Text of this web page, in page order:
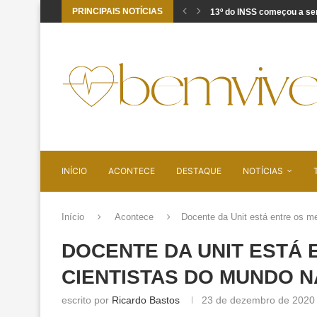
PRINCIPAIS NOTÍCIAS 13º do INSS começou a
INÍCIO ACONTECE DESTAQUE NOTÍCIAS
Início Acontece Docente da Unit está entre os
DOCENTE DA UNIT ESTÁ
CIENTISTAS DO MUNDO
escrito por Ricardo Bastos 23 de dezembro de 2020